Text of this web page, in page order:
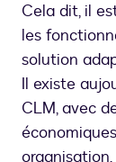
Cela dit, il
les
solution
Il existe
CLM, avec